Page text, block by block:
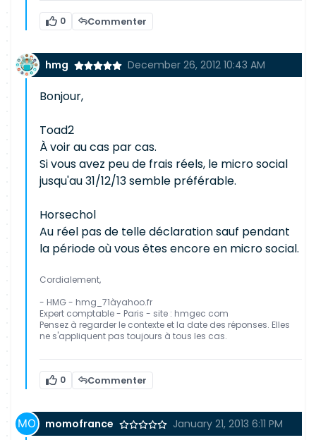
0 Commenter
hmg December 26, 2012 10:43 AM
Bonjour,
Toad2
À voir au cas par cas.
Si vous avez peu de frais réels, le micro social
jusqu'au 31/12/13 semble préférable.
Horsechol
Au réel pas de telle déclaration sauf pendant
la période où vous êtes encore en micro social.
Cordialement,
- HMG - hmg_71àyahoo.fr
Expert comptable - Paris - site : hmgec com
Pensez à regarder le contexte et la date des réponses. Elles
ne s'appliquent pas toujours à tous les cas.
0 Commenter
momofrance January 21, 2013 6:11 PM